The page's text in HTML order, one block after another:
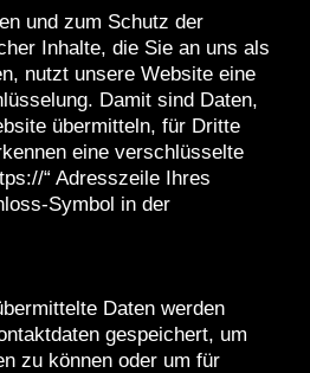
und zum Schutz der
Inhalte, die Sie an uns als
nutzt unsere Website eine
Damit sind Daten,
übermitteln, für Dritte
eine verschlüsselte
“ Adresszeile Ihres
Symbol in der
Daten werden
gespeichert, um
zu können oder um für